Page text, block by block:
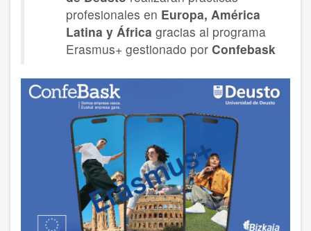
profesionales en Europa, América
Latina y África gracias al programa
Erasmus+ gestionado por Confebask